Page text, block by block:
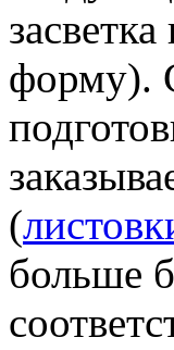
форму).
(
больше